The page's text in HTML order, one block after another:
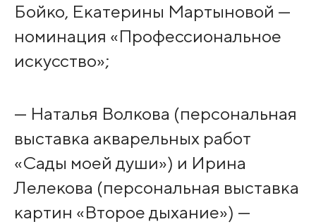
Бойко, Екатерины Мартыновой —
номинация «Профессиональное
искусство»;
— Наталья Волкова (персональная
выставка акварельных работ
«Сады моей души») и Ирина
Лелекова (персональная выставка
картин «Второе дыхание») —